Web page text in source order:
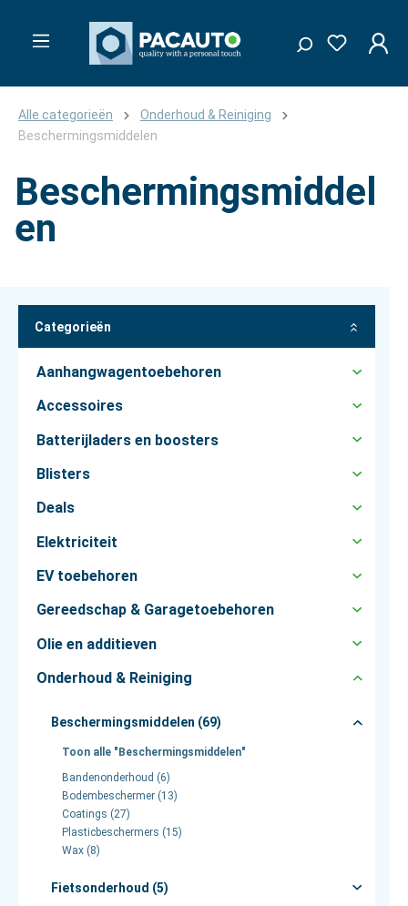
Alle categorieën
Onderhoud & Reiniging
Beschermingsmiddelen
Beschermingsmiddel
en
Categorieën
Aanhangwagentoebehoren
Accessoires
Batterijladers en boosters
Blisters
Deals
Elektriciteit
EV toebehoren
Gereedschap & Garagetoebehoren
Olie en additieven
Onderhoud & Reiniging
Beschermingsmiddelen (69)
Toon alle "Beschermingsmiddelen"
Bandenonderhoud (6)
Bodembeschermer (13)
Coatings (27)
Plasticbeschermers (15)
Wax (8)
Fietsonderhoud (5)